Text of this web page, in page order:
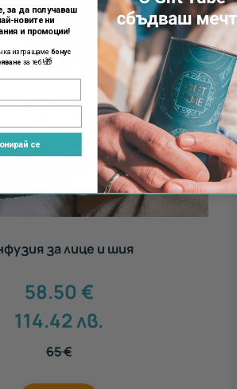
за лице и шия
58.50 €
114.42лв.
65€
за да получаваш
новите ни
и промоции!
изпращаме бонус
за теб!🎁
се